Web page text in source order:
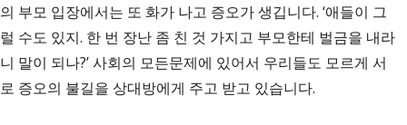
의 부모 입장에서는 또 화가 나고 증오가 생깁니다. ‘애들이 그
럴 수도 있지. 한 번 장난 좀 친 것 가지고 부모한테 벌금을 내라
니 말이 되나?’ 사회의 모든문제에 있어서 우리들도 모르게 서
로 증오의 불길을 상대방에게 주고 받고 있습니다.